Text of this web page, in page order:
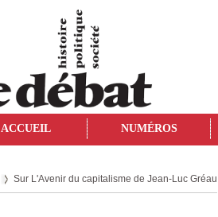
ACCUEIL NUMÉROS
Sur L'Avenir du capitalisme de Jean-Luc Gréau